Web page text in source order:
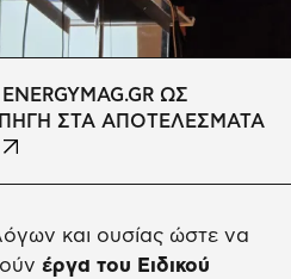
ΩΣ
ΣΤΑ ΑΠΟΤΕΛΕΣΜΑΤΑ
και ουσίας ώστε να
έργα του Ειδικού